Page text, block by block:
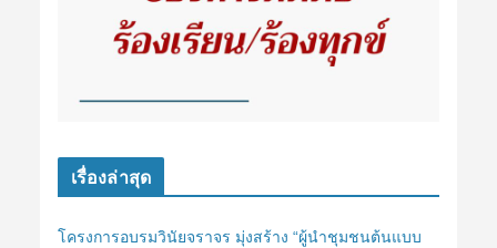
เรื่องล่าสุด
โครงการอบรมวินัยจราจร มุ่งสร้าง “ผู้นำชุมชนต้นแบบ